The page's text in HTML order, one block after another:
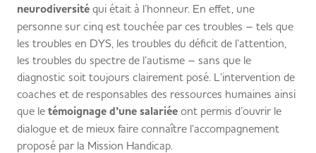
neurodiversité qui était à l’honneur. En effet, une
personne sur cinq est touchée par ces troubles – tels que
les troubles en DYS, les troubles du déficit de l’attention,
les troubles du spectre de l’autisme – sans que le
diagnostic soit toujours clairement posé. L’intervention de
coaches et de responsables des ressources humaines ainsi
que le témoignage d’une salariée ont permis d’ouvrir le
dialogue et de mieux faire connaître l’accompagnement
proposé par la Mission Handicap.